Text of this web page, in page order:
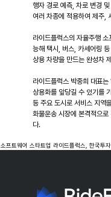
행자 경로 예측, 차로 변경
여러 차종에 적용하여 제주,
라이드플럭스의 자율주행
능해 택시, 버스, 카셰어링
상용 차량을 만드는 완성차
라이드플럭스 박중희 대표
상용화를 앞당길 수 있기를
등 주요 도시로 서비스 지역
화물운송 시장에 본격적으
다.
프트웨어 스타트업 라이드플럭스, 한국투